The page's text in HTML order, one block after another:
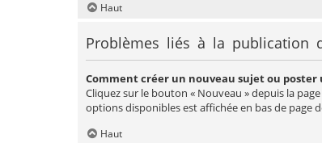
Haut
Problèmes liés à la publication
Comment créer un nouveau sujet ou poster
Cliquez sur le bouton « Nouveau » depuis la
options disponibles est affichée en bas de page
Haut